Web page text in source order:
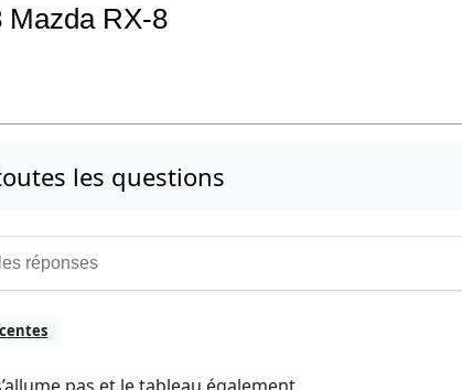
Mazda RX-8
les questions
pas et le tableau également